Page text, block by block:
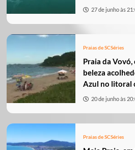
27 de junho às
Praias de SCSéries
Praia da Vovó,
beleza
Azul no litoral
20 de junho às
Praias de SCSéries